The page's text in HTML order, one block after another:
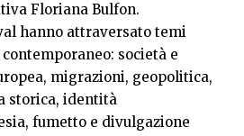
Floriana Bulfon.
hanno attraversato temi
società e
migrazioni, geopolitica,
storica, identità
fumetto e divulgazione